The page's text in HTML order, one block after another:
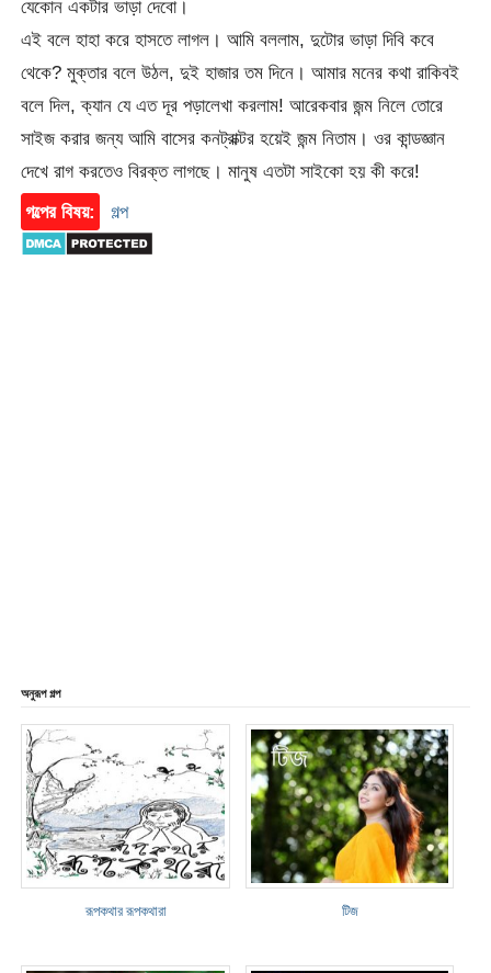
যেকোন একটার ভাড়া দেবো।
এই বলে হাহা করে হাসতে লাগল। আমি বললাম, দুটোর ভাড়া দিবি কবে
থেকে? মুক্তার বলে উঠল, দুই হাজার তম দিনে। আমার মনের কথা রাকিবই
বলে দিল, ক্যান যে এত দূর পড়ালেখা করলাম! আরেকবার জন্ম নিলে তোরে
সাইজ করার জন্য আমি বাসের কনট্রাক্টর হয়েই জন্ম নিতাম। ওর কান্ডজ্ঞান
দেখে রাগ করতেও বিরক্ত লাগছে। মানুষ এতটা সাইকো হয় কী করে!
গল্পের বিষয়:
গল্প
অনুরূপ গল্প
রূপকথার রূপকথারা টিজ